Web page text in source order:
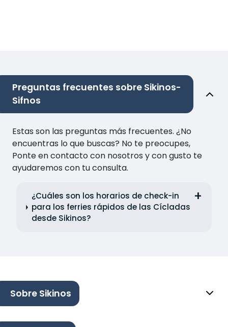
Preguntas frecuentes sobre Sikinos-
Sifnos
Estas son las preguntas más frecuentes. ¿No
encuentras lo que buscas? No te preocupes,
Ponte en contacto con nosotros y con gusto te
ayudaremos con tu consulta.
¿Cuáles son los horarios de check-in
para los ferries rápidos de las Cícladas
desde Sikinos?
Sobre Sikinos